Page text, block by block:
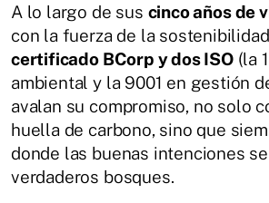
A lo largo de sus cinco años de
con la fuerza de la
certificado BCorp y dos ISO(la
ambiental y la 9001 en gestión
avalan su compromiso, no solo
huella de carbono, sino que
donde las buenas intenciones
verdaderos bosques.